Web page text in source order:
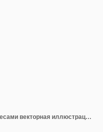
Туманные горы с хвойными лесами векторная иллюстрация дымная скалистая панорама с горой